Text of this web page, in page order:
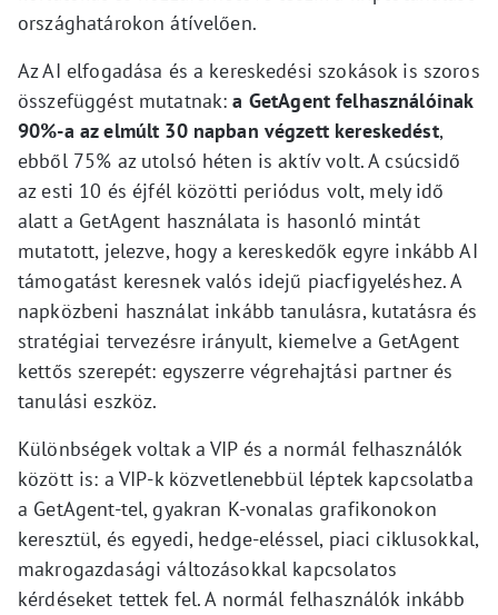
országhatárokon átívelően.
Az AI elfogadása és a kereskedési szokások is szoros
összefüggést mutatnak:a GetAgent felhasználóinak
90%-a az elmúlt 30 napban végzett kereskedést,
ebből 75% az utolsó héten is aktív volt. A csúcsidő
az esti 10 és éjfél közötti periódus volt, mely idő
alatt a GetAgent használata is hasonló mintát
mutatott, jelezve, hogy a kereskedők egyre inkább AI
támogatást keresnek valós idejű piacfigyeléshez. A
napközbeni használat inkább tanulásra, kutatásra és
stratégiai tervezésre irányult, kiemelve a GetAgent
kettős szerepét: egyszerre végrehajtási partner és
tanulási eszköz.
Különbségek voltak a VIP és a normál felhasználók
között is: a VIP-k közvetlenebbül léptek kapcsolatba
a GetAgent-tel, gyakran K-vonalas grafikonokon
keresztül, és egyedi, hedge-eléssel, piaci ciklusokkal,
makrogazdasági változásokkal kapcsolatos
kérdéseket tettek fel. A normál felhasználók inkább